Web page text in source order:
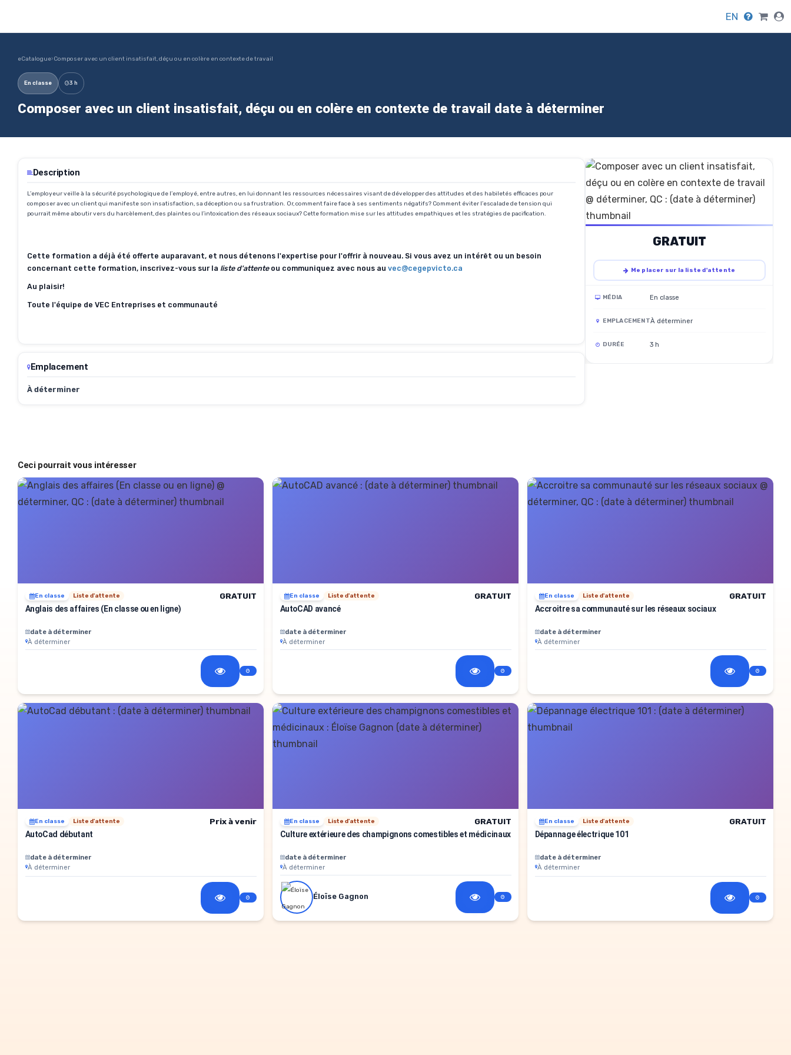
EN
eCatalogue›Composer avec un client insatisfait, déçu ou en colère en contexte de travail
En classe 3 h
Composer avec un client insatisfait, déçu ou en colère en contexte de travail date à déterminer
Description
L’employeur veille à la sécurité psychologique de l’employé, entre autres, en lui donnant les ressources nécessaires visant de développer des attitudes et des habiletés efficaces pour
composer avec un client qui manifeste son insatisfaction, sa déception ou sa frustration. Or, comment faire face à ses sentiments négatifs? Comment éviter l’escalade de tension qui
pourrait même aboutir vers du harcèlement, des plaintes ou l’intoxication des réseaux sociaux? Cette formation mise sur les attitudes empathiques et les stratégies de pacification.
Cette formation a déjà été offerte auparavant, et nous détenons l'expertise pour l'offrir à nouveau. Si vous avez un intérêt ou un besoin
concernant cette formation, inscrivez-vous sur la liste d'attenteou communiquez avec nous au vec@cegepvicto.ca
Au plaisir!
Toute l'équipe de VEC Entreprises et communauté
Emplacement
À déterminer
GRATUIT
Me placer sur la liste d'attente
MÉDIA En classe
EMPLACEMENTÀ déterminer
DURÉE 3 h
Ceci pourrait vous intéresser
En classe Liste d'attente
GRATUIT
Anglais des affaires (En classe ou en ligne)
date à déterminer
À déterminer
En classe Liste d'attente
GRATUIT
AutoCAD avancé
date à déterminer
À déterminer
En classe Liste d'attente
GRATUIT
Accroitre sa communauté sur les réseaux sociaux
date à déterminer
À déterminer
En classe Liste d'attente
Prix à venir
AutoCad débutant
date à déterminer
À déterminer
En classe Liste d'attente
GRATUIT
Culture extérieure des champignons comestibles et médicinaux
date à déterminer
À déterminer
Éloïse Gagnon
En classe Liste d'attente
GRATUIT
Dépannage électrique 101
date à déterminer
À déterminer